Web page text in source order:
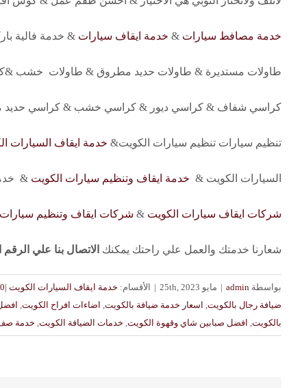
خدمة مصافط سيارات & خدمة ايقاف سيارات & خدمة فالية
طاولات مستديرة & طاولات حديد مطروق & طاولات خشب
كراسي شفاف & كراسي ديور & كراسي خشب & كراسي حديد
تنظيم سيارات تنظيم سيارات الكويت& خدمة ايقاف السيارات
السيارات الكويت & خدمة ايقاف وتنظيم سيارات الكويت &
شركات ايقاف سيارات الكويت & شركات ايقاف وتنظيم
شعارنا خدمتك والعمل علي راحتك يمكنك الاتصال بنا علي الرقم التالي
بواسطة admin
| مايو 25th, 2023 | الأقسام: خدمة ايقاف السيارات الكويت |98970040| النوبي للضيافة
ضيافة رجال بالكويت, اسعار خدمة ضيافة بالكويت, اضاءات افراح الكويت,
بالكويت, افضل صبابين شاي وقهوة الكويت, خدمات الضيافة الكويت, خدمة صف